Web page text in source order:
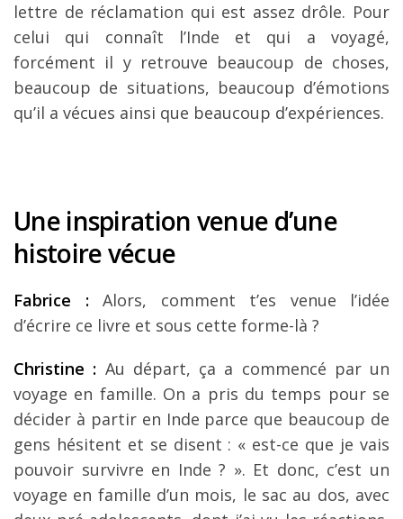
lettre de réclamation qui est assez drôle. Pour
celui qui connaît l’Inde et qui a voyagé,
forcément il y retrouve beaucoup de choses,
beaucoup de situations, beaucoup d’émotions
qu’il a vécues ainsi que beaucoup d’expériences.
Une inspiration venue d’une
histoire vécue
Fabrice :Alors, comment t’es venue l’idée
d’écrire ce livre et sous cette forme-là ?
Christine : Au départ, ça a commencé par un
voyage en famille. On a pris du temps pour se
décider à partir en Inde parce que beaucoup de
gens hésitent et se disent : « est-ce que je vais
pouvoir survivre en Inde ? ». Et donc, c’est un
voyage en famille d’un mois, le sac au dos, avec